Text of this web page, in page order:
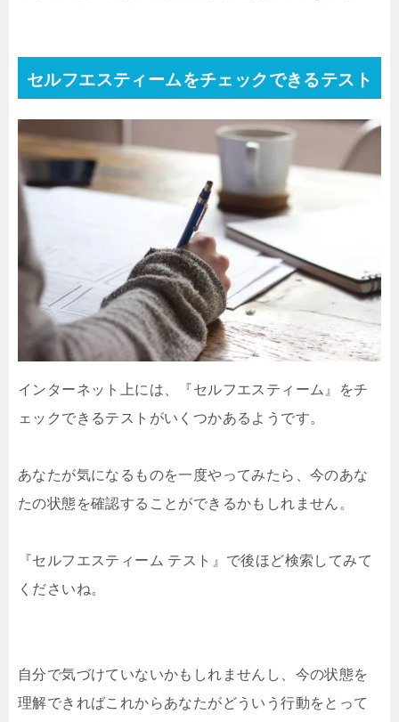
セルフエスティームをチェックできるテスト
インターネット上には、『セルフエスティーム』をチ
ェックできるテストがいくつかあるようです。
あなたが気になるものを一度やってみたら、今のあな
たの状態を確認することができるかもしれません。
『セルフエスティーム テスト』で後ほど検索してみて
くださいね。
自分で気づけていないかもしれませんし、今の状態を
理解できればこれからあなたがどういう行動をとって